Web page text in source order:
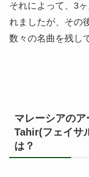
それによって、3
れましたが、その
数々の名曲を残し
マレーシアの
Tahir(フェイサ
は？